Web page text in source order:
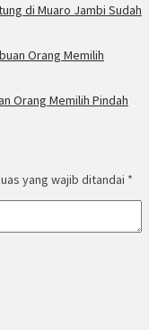
di Muaro Jambi Sudah
Orang Memilih Pindah
yang wajib ditandai *